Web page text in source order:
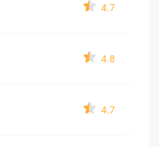
4.7
4.8
4.7